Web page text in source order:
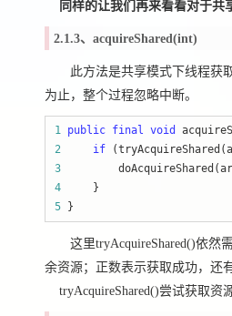
同样的让我们再来看看对于共
2.1.3、acquireShared(int)
此方法是共享模式下线程获取
为止，整个过程忽略中断。
1 public final void
2
if
3
4
5 }
这里tryAcquireShared()依然
余资源；正数表示获取成功，还
tryAcquireShared()尝试获取资